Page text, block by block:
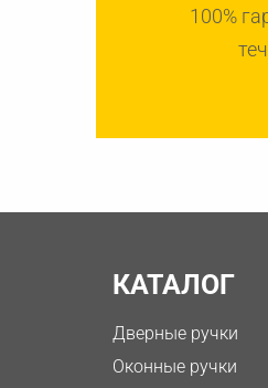
100%
КАТАЛОГ
Дверные ручки
Оконные ручки